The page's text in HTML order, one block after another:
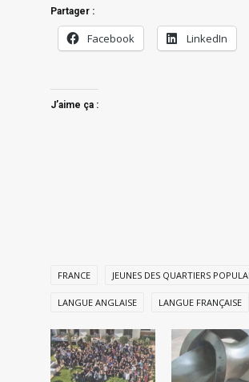
Partager :
Facebook LinkedIn
J’aime ça :
FRANCE JEUNES DES QUARTIERS
LANGUE ANGLAISE LANGUE FRANÇAISE